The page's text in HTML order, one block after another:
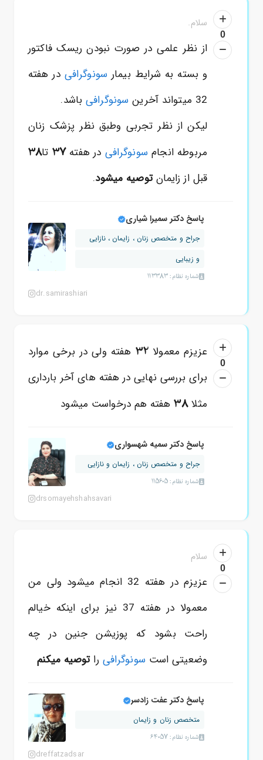
0
سلام.
از نظر علمی در صورت نبودن ریسک فاکتور
و بسته به شرایط بیمار سونوگرافی در هفته
32 میتواند آخرین
سونوگرافی باشد.
لیکن از نظر تجربی وطبق نظر پزشک زنان
مربوطه انجام سونوگرافی در هفته37 تا38
قبل از زایمان توصیه میشود.
پاسخ دکتر سمیرا شیاری
جراح و متخصص زنان ، زایمان ، نازایی
و زیبایی
شماره نظام: 113383
dr.samirashiari
0
عزیزم معمولا 32 هفته ولی در برخی موارد
برای بررسی نهایی در هفته های آخر بارداری
مثلا38هفته هم درخواست میشود
پاسخ دکتر سمیه شهسواری
جراح و متخصص زنان ، زایمان و نازایی
شماره نظام: 115605
drsomayehshahsavari
0
سلام
عزیزم در هفته 32 انجام میشود ولی من
معمولا در هفته 37 نیز برای اینکه خیالم
راحت بشود که پوزیشن جنین در چه
وضعیتی است سونوگرافی راتوصیه میکنم
پاسخ دکتر عفت زادسر
متخصص زنان و زایمان
شماره نظام: 64057
dreffatzadsar